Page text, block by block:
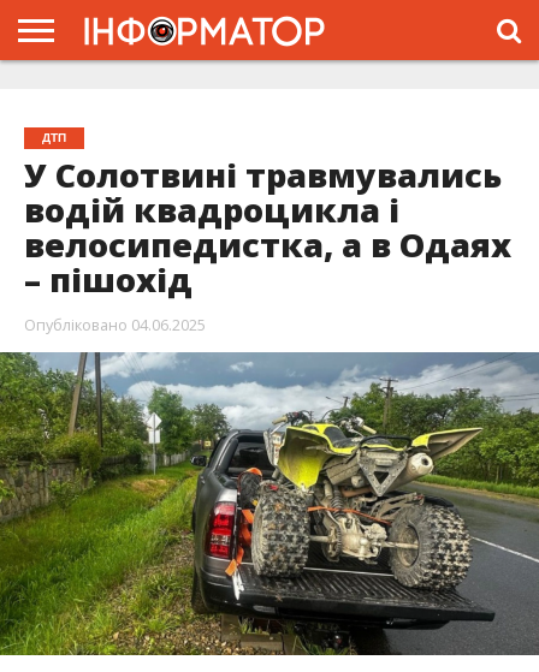
ДТП
У Солотвині травмувались
водій квадроцикла і
велосипедистка, а в Одаях
– пішохід
Опубліковано 04.06.2025